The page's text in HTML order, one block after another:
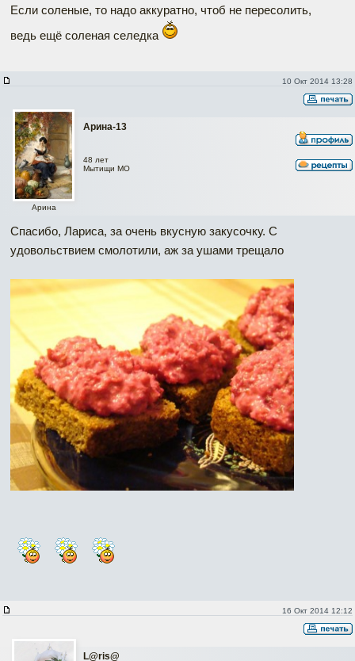
Если соленые, то надо аккуратно, чтоб не пересолить,
ведь ещё соленая селедка
10 Окт 2014 13:28
Арина-13
Арина
48 лет
Мытищи МО
Спасибо, Лариса, за очень вкусную закусочку. С
удовольствием смолотили, аж за ушами трещало
16 Окт 2014 12:12
L@ris@